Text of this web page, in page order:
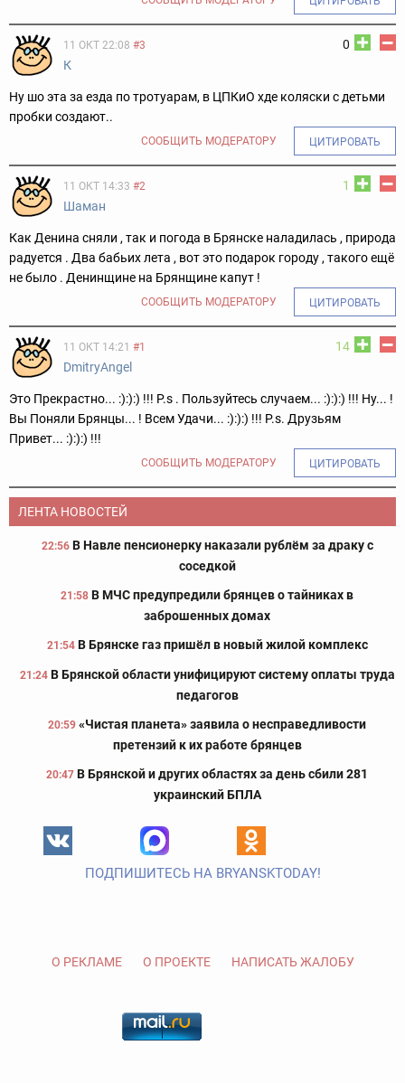
0
11 ОКТ 22:08 #3
К
Ну шо эта за езда по тротуарам, в ЦПКиО хде коляски с детьми
пробки создают..
СООБЩИТЬ МОДЕРАТОРУ ЦИТИРОВАТЬ
1
11 ОКТ 14:33 #2
Шаман
Как Денина сняли , так и погода в Брянске наладилась , природа
радуется . Два бабьих лета , вот это подарок городу , такого ещё
не было . Денинщине на Брянщине капут !
СООБЩИТЬ МОДЕРАТОРУ ЦИТИРОВАТЬ
14
11 ОКТ 14:21 #1
DmitryAngel
Это Прекрастно... :):):) !!! P.s . Пользуйтесь случаем... :):):) !!! Ну... !
Вы Поняли Брянцы... ! Всем Удачи... :):):) !!! P.s. Друзьям
Привет... :):):) !!!
СООБЩИТЬ МОДЕРАТОРУ ЦИТИРОВАТЬ
ЛЕНТА НОВОСТЕЙ
22:56 В Навле пенсионерку наказали рублём за драку с
соседкой
21:58 В МЧС предупредили брянцев о тайниках в
заброшенных домах
21:54 В Брянске газ пришёл в новый жилой комплекс
21:24 В Брянской области унифицируют систему оплаты труда
педагогов
20:59 «Чистая планета» заявила о несправедливости
претензий к их работе брянцев
20:47 В Брянской и других областях за день сбили 281
украинский БПЛА
ПОДПИШИТЕСЬ НА BRYANSKTODAY!
О РЕКЛАМЕ О ПРОЕКТЕ НАПИСАТЬ ЖАЛОБУ